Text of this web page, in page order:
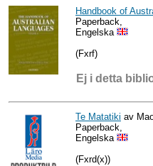
Handbook of
Paperback,
Engelska
(Fxrf)
Ej i detta
Te Matatiki av
Paperback,
Engelska
(Fxrd(x))